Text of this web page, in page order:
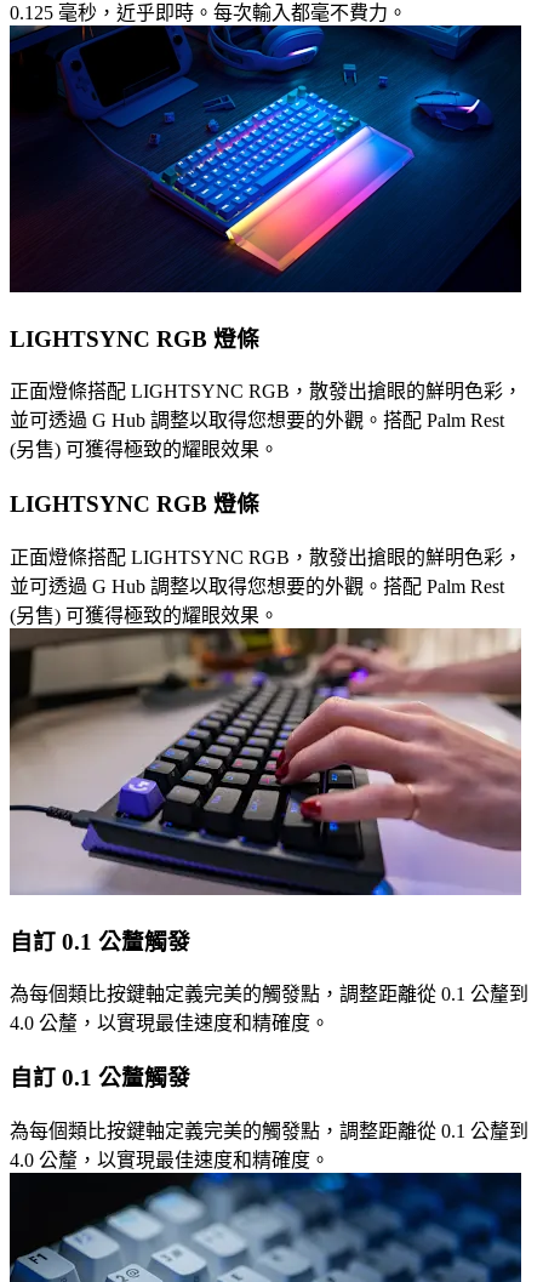
0.125 毫秒，近乎即時。每次輸入都毫不費力。
LIGHTSYNC RGB 燈條
正面燈條搭配 LIGHTSYNC RGB，散發出搶眼的鮮明色彩，
並可透過 G Hub 調整以取得您想要的外觀。搭配 Palm Rest
(另售) 可獲得極致的耀眼效果。
LIGHTSYNC RGB 燈條
正面燈條搭配 LIGHTSYNC RGB，散發出搶眼的鮮明色彩，
並可透過 G Hub 調整以取得您想要的外觀。搭配 Palm Rest
(另售) 可獲得極致的耀眼效果。
自訂 0.1 公釐觸發
為每個類比按鍵軸定義完美的觸發點，調整距離從 0.1 公釐到
4.0 公釐，以實現最佳速度和精確度。
自訂 0.1 公釐觸發
為每個類比按鍵軸定義完美的觸發點，調整距離從 0.1 公釐到
4.0 公釐，以實現最佳速度和精確度。